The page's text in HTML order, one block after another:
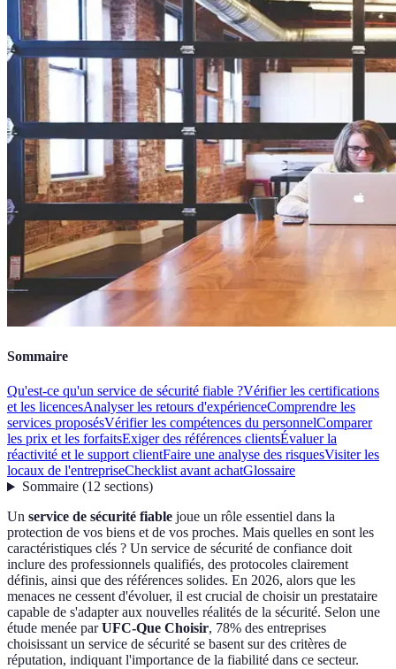
Sommaire
Qu'est-ce qu'un service de sécurité fiable ?Vérifier les certifications
et les licencesAnalyser les retours d'expérienceComprendre les
services proposésVérifier les compétences du personnelComparer
les prix et les forfaitsExiger des références clientsÉvaluer la
réactivité et le support clientFaire une analyse des risquesVisiter les
locaux de l'entrepriseChecklist avant achatGlossaire
Sommaire(12 sections)
Un service de sécurité fiable joue un rôle essentiel dans la
protection de vos biens et de vos proches. Mais quelles en sont les
caractéristiques clés ? Un service de sécurité de confiance doit
inclure des professionnels qualifiés, des protocoles clairement
définis, ainsi que des références solides. En 2026, alors que les
menaces ne cessent d'évoluer, il est crucial de choisir un prestataire
capable de s'adapter aux nouvelles réalités de la sécurité. Selon une
étude menée parUFC-Que Choisir, 78% des entreprises
choisissant un service de sécurité se basent sur des critères de
réputation, indiquant l'importance de la fiabilité dans ce secteur.